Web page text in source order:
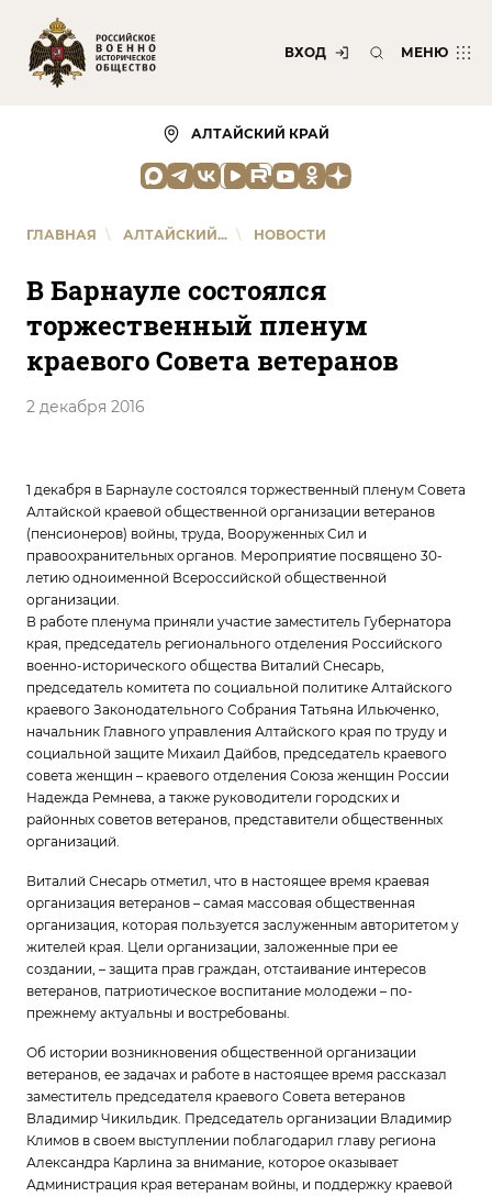
ВХОД МЕНЮ
АЛТАЙСКИЙ КРАЙ
ГЛАВНАЯ \ АЛТАЙСКИЙ... \ НОВОСТИ
В Барнауле состоялся
торжественный пленум
краевого Совета ветеранов
2 декабря 2016
1 декабря в Барнауле состоялся торжественный пленум Совета
Алтайской краевой общественной организации ветеранов
(пенсионеров) войны, труда, Вооруженных Сил и
правоохранительных органов. Мероприятие посвящено 30-
летию одноименной Всероссийской общественной
организации.
В работе пленума приняли участие заместитель Губернатора
края, председатель регионального отделения Российского
военно-исторического общества Виталий Снесарь,
председатель комитета по социальной политике Алтайского
краевого Законодательного Собрания Татьяна Ильюченко,
начальник Главного управления Алтайского края по труду и
социальной защите Михаил Дайбов, председатель краевого
совета женщин – краевого отделения Союза женщин России
Надежда Ремнева, а также руководители городских и
районных советов ветеранов, представители общественных
организаций.
Виталий Снесарь отметил, что в настоящее время краевая
организация ветеранов – самая массовая общественная
организация, которая пользуется заслуженным авторитетом у
жителей края. Цели организации, заложенные при ее
создании, – защита прав граждан, отстаивание интересов
ветеранов, патриотическое воспитание молодежи – по-
прежнему актуальны и востребованы.
Об истории возникновения общественной организации
ветеранов, ее задачах и работе в настоящее время рассказал
заместитель председателя краевого Совета ветеранов
Владимир Чикильдик. Председатель организации Владимир
Климов в своем выступлении поблагодарил главу региона
Александра Карлина за внимание, которое оказывает
Администрация края ветеранам войны, и поддержку краевой